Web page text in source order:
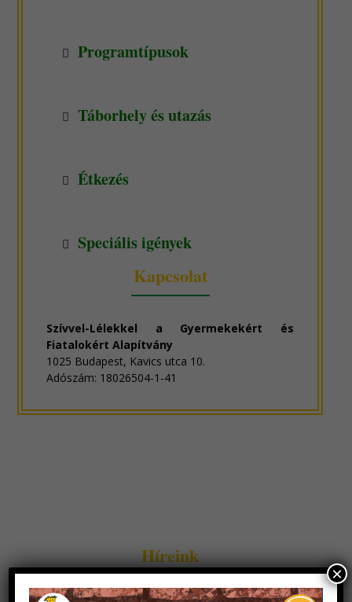
Programtípusok
Táborhely és utazás
Étkezés
Speciális igények
Kapcsolat
Szívvel-Lélekkel a Gyermekekért és
Fiatalokért Alapítvány
1025 Budapest, Kavics utca 10.
Adószám: 18026504-1-41
Híreink
×